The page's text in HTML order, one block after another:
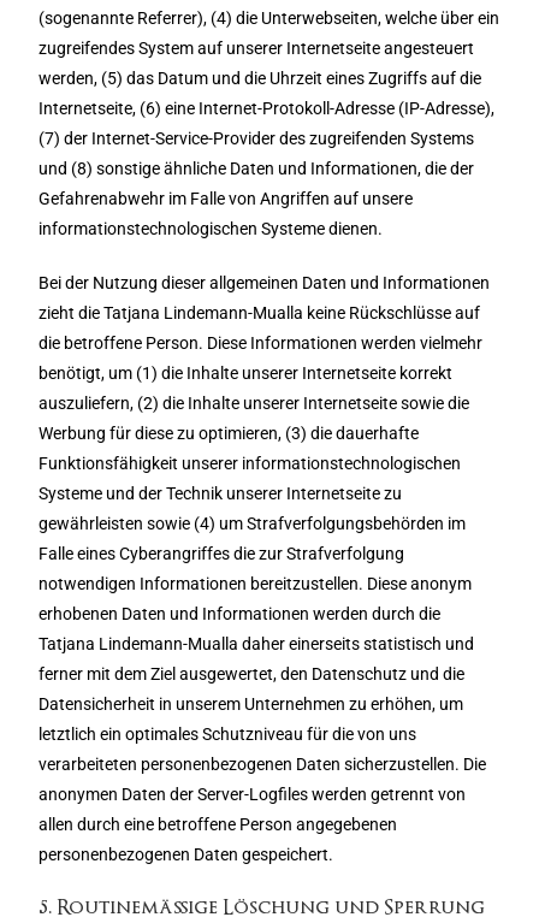
(sogenannte Referrer), (4) die Unterwebseiten, welche über ein
zugreifendes System auf unserer Internetseite angesteuert
werden, (5) das Datum und die Uhrzeit eines Zugriffs auf die
Internetseite, (6) eine Internet-Protokoll-Adresse (IP-Adresse),
(7) der Internet-Service-Provider des zugreifenden Systems
und (8) sonstige ähnliche Daten und Informationen, die der
Gefahrenabwehr im Falle von Angriffen auf unsere
informationstechnologischen Systeme dienen.
Bei der Nutzung dieser allgemeinen Daten und Informationen
zieht die Tatjana Lindemann-Mualla keine Rückschlüsse auf
die betroffene Person. Diese Informationen werden vielmehr
benötigt, um (1) die Inhalte unserer Internetseite korrekt
auszuliefern, (2) die Inhalte unserer Internetseite sowie die
Werbung für diese zu optimieren, (3) die dauerhafte
Funktionsfähigkeit unserer informationstechnologischen
Systeme und der Technik unserer Internetseite zu
gewährleisten sowie (4) um Strafverfolgungsbehörden im
Falle eines Cyberangriffes die zur Strafverfolgung
notwendigen Informationen bereitzustellen. Diese anonym
erhobenen Daten und Informationen werden durch die
Tatjana Lindemann-Mualla daher einerseits statistisch und
ferner mit dem Ziel ausgewertet, den Datenschutz und die
Datensicherheit in unserem Unternehmen zu erhöhen, um
letztlich ein optimales Schutzniveau für die von uns
verarbeiteten personenbezogenen Daten sicherzustellen. Die
anonymen Daten der Server-Logfiles werden getrennt von
allen durch eine betroffene Person angegebenen
personenbezogenen Daten gespeichert.
5. Routinemäßige Löschung und Sperrung